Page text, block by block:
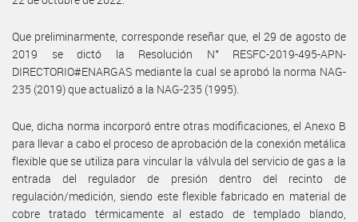
Que preliminarmente, corresponde reseñar que, el 29 de agosto de
2019 se dictó la Resolución N° RESFC-2019-495-APN-
DIRECTORIO#ENARGAS mediante la cual se aprobó la norma NAG-
235 (2019) que actualizó a la NAG-235 (1995).
Que, dicha norma incorporó entre otras modificaciones, el Anexo B
para llevar a cabo el proceso de aprobación de la conexión metálica
flexible que se utiliza para vincular la válvula del servicio de gas a la
entrada del regulador de presión dentro del recinto de
regulación/medición, siendo este flexible fabricado en material de
cobre tratado térmicamente al estado de templado blando,